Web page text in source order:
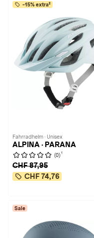
-15% extra²
Fahrradhelm · Unisex
ALPINA · PARANA
(0) 1
CHF 87,95
CHF 74,76
Sale